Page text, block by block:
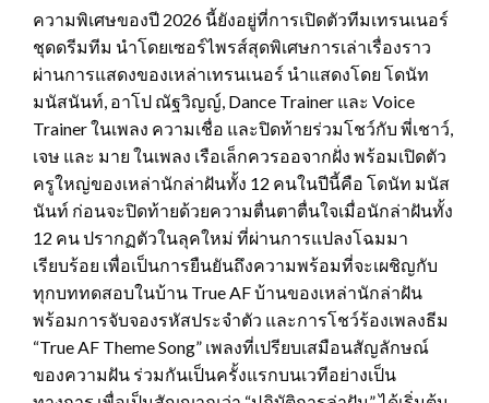
ความพิเศษของปี 2026 นี้ยังอยู่ที่การเปิดตัวทีมเทรนเนอร์
ชุดดรีมทีม นำโดยเซอร์ไพรส์สุดพิเศษการเล่าเรื่องราว
ผ่านการแสดงของเหล่าเทรนเนอร์ นำแสดงโดย โดนัท
มนัสนันท์, อาโป ณัฐวิญญ์, Dance Trainer และ Voice
Trainer ในเพลง ความเชื่อ และปิดท้ายร่วมโชว์กับ พี่เชาว์,
เจษ และ มาย ในเพลง เรือเล็กควรออจากฝั่ง พร้อมเปิดตัว
ครูใหญ่ของเหล่านักล่าฝันทั้ง 12 คนในปีนี้คือ โดนัท มนัส
นันท์ ก่อนจะปิดท้ายด้วยความตื่นตาตื่นใจเมื่อนักล่าฝันทั้ง
12 คน ปรากฏตัวในลุคใหม่ ที่ผ่านการแปลงโฉมมา
เรียบร้อย เพื่อเป็นการยืนยันถึงความพร้อมที่จะเผชิญกับ
ทุกบททดสอบในบ้าน True AF บ้านของเหล่านักล่าฝัน
พร้อมการจับจองรหัสประจำตัว และการโชว์ร้องเพลงธีม
“True AF Theme Song” เพลงที่เปรียบเสมือนสัญลักษณ์
ของความฝัน ร่วมกันเป็นครั้งแรกบนเวทีอย่างเป็น